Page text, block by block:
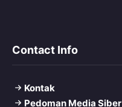
Contact Info
Kontak
Pedoman Media Siber